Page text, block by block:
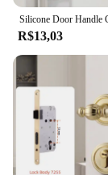
R$13,03